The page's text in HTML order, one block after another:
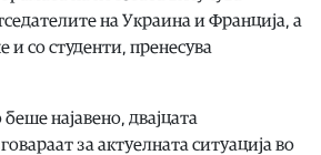
на Украина и Франција, а
и со студенти, пренесува
најавено, двајцата
за актуелната ситуација во